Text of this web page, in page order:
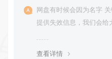
网盘有时候会因为名字 关键词导致失
提供失效信息，我们会给
查看详情